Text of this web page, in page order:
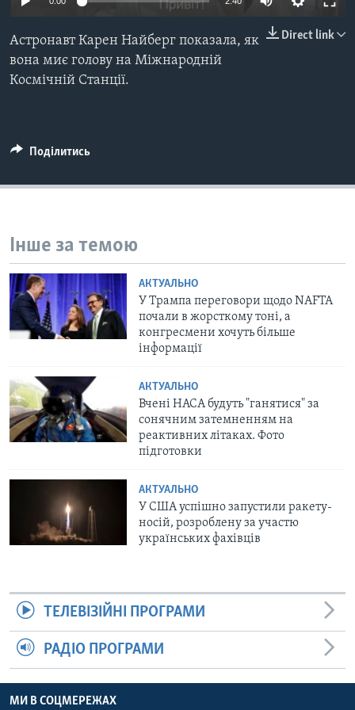
СУСПІЛЬСТВО
ЕКОНОМІКА
ІСТОРІЇ УСПІХУ УКРАЇНЦІВ
ЧАС-TIME
БРИФІНГ ГОЛОСУ АМЕРИКИ
ВІКНО В АМЕРИКУ
ENGLISH
МИ В СОЦМЕРЕЖАХ
Direct link
Астронавт Карен Найберг показала, як
вона миє голову на Міжнародній
Космічній Станції.
Поділитись
Інше за темою
АКТУАЛЬНО
У Трампа переговори щодо NAFTA
почали в жорсткому тоні, а
конгресмени хочуть більше
інформації
АКТУАЛЬНО
Вчені НАСА будуть "ганятися" за
сонячним затемненням на
реактивних літаках. Фото
підготовки
АКТУАЛЬНО
У США успішно запустили ракету-
носій, розроблену за участю
українських фахівців
ТЕЛЕВІЗІЙНІ ПРОГРАМИ
РАДІО ПРОГРАМИ
МИ В СОЦМЕРЕЖАХ